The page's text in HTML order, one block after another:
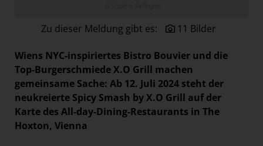
Swiss Life Select
The Companion
The Hoxton
Unibail-Rodamco-Westfield
Zu dieser Meldung gibt es: 11 Bilder
Wiens NYC-inspiriertes Bistro Bouvier und die
Top-Burgerschmiede X.O Grill machen
gemeinsame Sache: Ab 12. Juli 2024 steht der
neukreierte Spicy Smash by X.O Grill auf der
Karte des All-day-Dining-Restaurants in The
Hoxton, Vienna